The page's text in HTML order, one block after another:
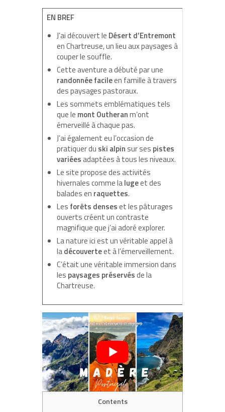
EN BREF
J’ai découvert le Désert d’Entremont
en Chartreuse, un lieu aux paysages à
couper le souffle.
Cette aventure a débuté par une
randonnée facileen famille à travers
des paysages pastoraux.
Les sommets emblématiques tels
que le mont Outheranm’ont
émerveillé à chaque pas.
J’ai également eu l’occasion de
pratiquer du ski alpin sur ses pistes
variées adaptées à tous les niveaux.
Le site propose des activités
hivernales comme lalugeet des
balades en raquettes.
Les forêts denseset les pâturages
ouverts créent un contraste
magnifique que j’ai adoré explorer.
La nature ici est un véritable appel à
ladécouverteet à l’émerveillement.
C’était une véritable immersion dans
les paysages préservésde la
Chartreuse.
Contents